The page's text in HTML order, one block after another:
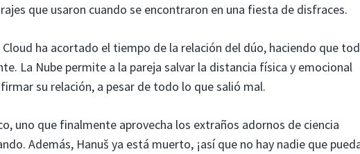
que usaron cuando se encontraron en una fiesta de disfraces.
ha acortado el tiempo de la relación del dúo, haciendo que
La Nube permite a la pareja salvar la distancia física y emocional
su relación, a pesar de todo lo que salió mal.
uno que finalmente aprovecha los extraños adornos de ciencia
Además, Hanuš ya está muerto, ¡así que no hay nadie que